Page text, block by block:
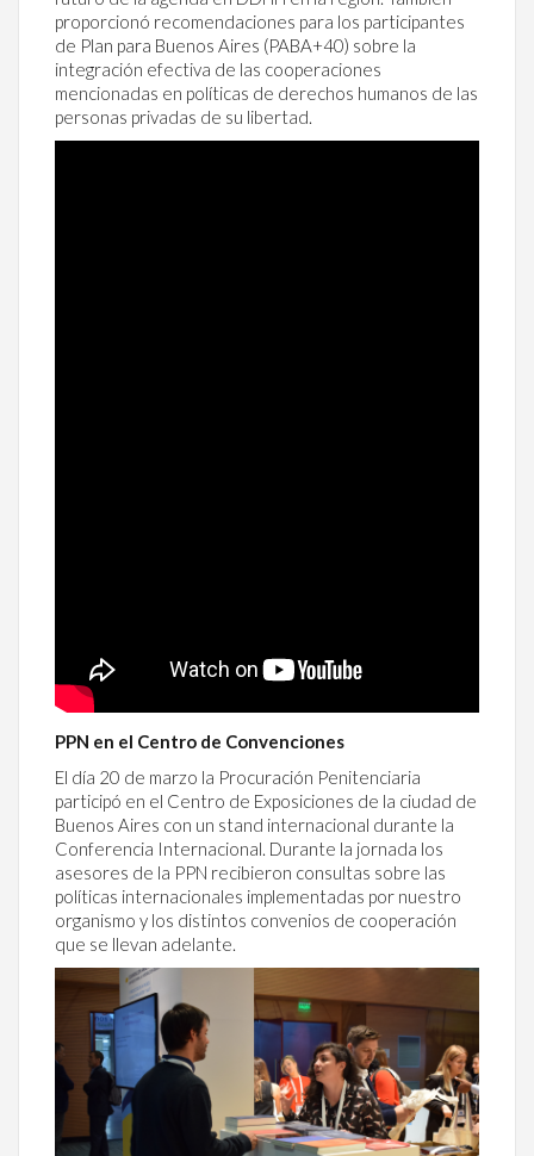
proporcionó recomendaciones para los participantes
de Plan para Buenos Aires (PABA+40) sobre la
integración efectiva de las cooperaciones
mencionadas en políticas de derechos humanos de las
personas privadas de su libertad.
PPN en el Centro de Convenciones
El día 20 de marzo la Procuración Penitenciaria
participó en el Centro de Exposiciones de la ciudad de
Buenos Aires con un stand internacional durante la
Conferencia Internacional. Durante la jornada los
asesores de la PPN recibieron consultas sobre las
políticas internacionales implementadas por nuestro
organismo y los distintos convenios de cooperación
que se llevan adelante.